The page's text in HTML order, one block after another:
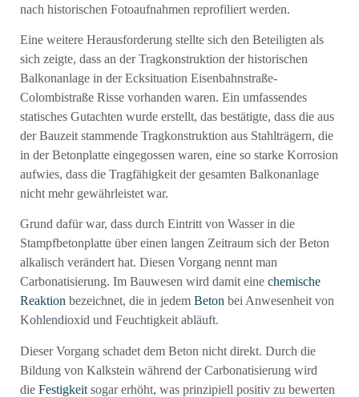
nach historischen Fotoaufnahmen reprofiliert werden.
Eine weitere Herausforderung stellte sich den Beteiligten als
sich zeigte, dass an der Tragkonstruktion der historischen
Balkonanlage in der Ecksituation Eisenbahnstraße-
Colombistraße Risse vorhanden waren. Ein umfassendes
statisches Gutachten wurde erstellt, das bestätigte, dass die aus
der Bauzeit stammende Tragkonstruktion aus Stahlträgern, die
in der Betonplatte eingegossen waren, eine so starke Korrosion
aufwies, dass die Tragfähigkeit der gesamten Balkonanlage
nicht mehr gewährleistet war.
Grund dafür war, dass durch Eintritt von Wasser in die
Stampfbetonplatte über einen langen Zeitraum sich der Beton
alkalisch verändert hat. Diesen Vorgang nennt man
Carbonatisierung. Im Bauwesen wird damit eine chemische
Reaktion bezeichnet, die in jedem Beton bei Anwesenheit von
Kohlendioxid und Feuchtigkeit abläuft.
Dieser Vorgang schadet dem Beton nicht direkt. Durch die
Bildung von Kalkstein während der Carbonatisierung wird
die Festigkeit sogar erhöht, was prinzipiell positiv zu bewerten